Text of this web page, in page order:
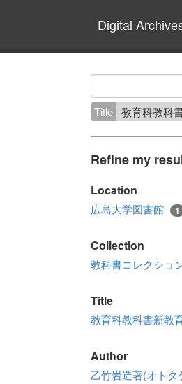
Digital
Title 教育科教科
Refine my
Location
広島大学図書館 1
Collection
教科書コレクショ
Title
教育科教科書新教
Author
乙竹岩造著(オトタ